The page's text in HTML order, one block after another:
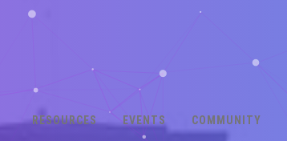
RESOURCES EVENTS COMMUNITY